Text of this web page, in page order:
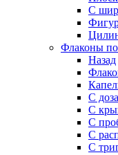
С
Флаконы
Назад
С
С
С
С
С